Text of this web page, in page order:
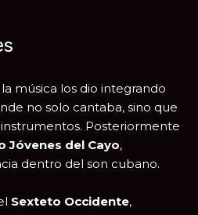
música los dio integrando
no solo cantaba, sino que
Posteriormente
Jóvenes del Cayo,
dentro del son cubano.
Sexteto Occidente,